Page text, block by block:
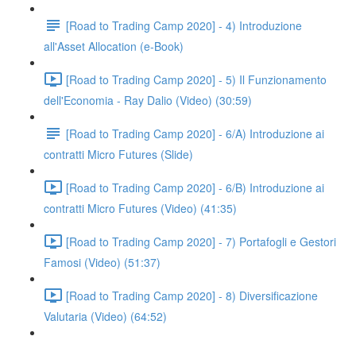
[Road to Trading Camp 2020] - 4) Introduzione
all'Asset Allocation (e-Book)
[Road to Trading Camp 2020] - 5) Il Funzionamento
dell'Economia - Ray Dalio (Video) (30:59)
[Road to Trading Camp 2020] - 6/A) Introduzione ai
contratti Micro Futures (Slide)
[Road to Trading Camp 2020] - 6/B) Introduzione ai
contratti Micro Futures (Video) (41:35)
[Road to Trading Camp 2020] - 7) Portafogli e Gestori
Famosi (Video) (51:37)
[Road to Trading Camp 2020] - 8) Diversificazione
Valutaria (Video) (64:52)